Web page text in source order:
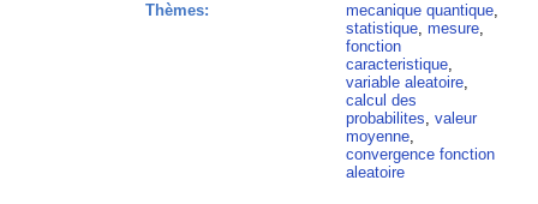
Thèmes:
mecanique quantique,
statistique,mesure,
fonction
caracteristique,
variable aleatoire,
calcul des
probabilites,valeur
moyenne,
convergence fonction
aleatoire